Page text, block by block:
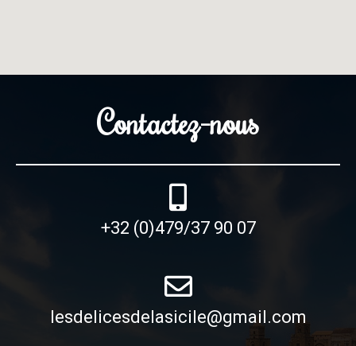
Contactez-nous
+32 (0)479/37 90 07
lesdelicesdelasicile@gmail.com